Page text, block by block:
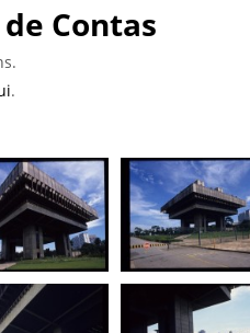
Contas
.